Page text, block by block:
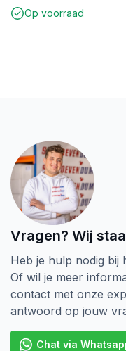
Op voorraad
Vragen? Wij
Heb je hulp nodig bij
Of wil je meer
contact met onze
antwoord op jouw
Chat via